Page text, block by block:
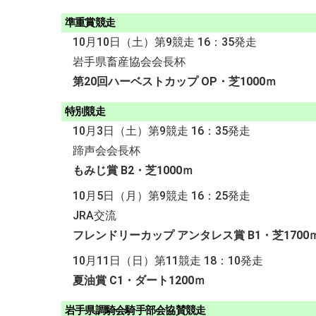
準重賞競走
10月10日（土）第9競走 16：35発走
岩手県畜産協会会長杯
第20回ハーベストカップ OP・芝1000ｍ
特別競走
10月3日（土）第9競走 16：35発走
蹄声会会長杯
もみじ賞 B2・芝1000ｍ
10月5日（月）第9競走 16：25発走
JRA交流
フレンドリーカップ アンタレス賞 B1・芝1700
10月11日（日）第11競走 18：10発走
夏油賞 C1・ダート1200ｍ
岩手県調騎会騎手部会協賛競走